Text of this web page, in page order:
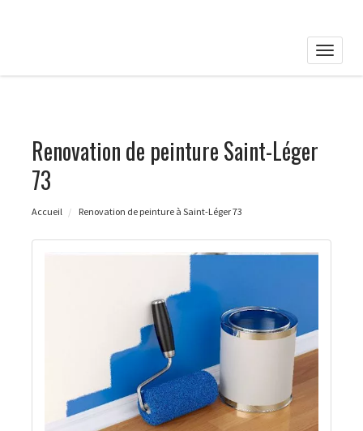
Toggle
Renovation de peinture Saint-Léger
73
Accueil Renovation de peinture à Saint-Léger 73